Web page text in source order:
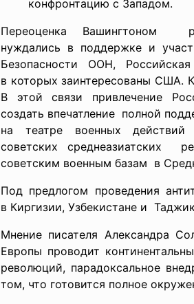
конфронтацию с Западом.
Переоценка Вашингтоном
нуждались в поддержке и
Безопасности ООН,
в которых заинтересованы США.
В этой связи привлечение
создать впечатление полной
на театре военных
советских среднеазиатских
советским военным базам в
Под предлогом проведения
в Киргизии, Узбекистане и
Мнение писателя Александра
Европы проводит
революций, парадоксальное
том, что готовится полное